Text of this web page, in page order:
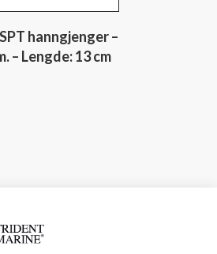
hanngjenger –
– Lengde: 13 cm